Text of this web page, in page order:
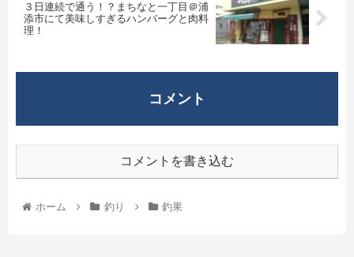
３日連続で通う！？まちなと一丁目＠浦
添市にて美味しすぎるハンバーグと肉料
理！
コメント
コメントを書き込む
ホーム 釣り 釣果